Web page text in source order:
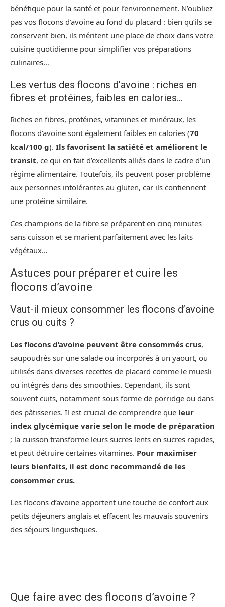
bénéfique pour la santé et pour l’environnement. N’oubliez
pas vos flocons d’avoine au fond du placard : bien qu’ils se
conservent bien, ils méritent une place de choix dans votre
cuisine quotidienne pour simplifier vos préparations
culinaires…
Les vertus des flocons d’avoine : riches en
fibres et protéines, faibles en calories…
Riches en fibres, protéines, vitamines et minéraux, les
flocons d’avoine sont également faibles en calories (70
kcal/100 g). Ils favorisent la satiété et améliorent le
transit, ce qui en fait d’excellents alliés dans le cadre d’un
régime alimentaire. Toutefois, ils peuvent poser problème
aux personnes intolérantes au gluten, car ils contiennent
une protéine similaire.
Ces champions de la fibre se préparent en cinq minutes
sans cuisson et se marient parfaitement avec les laits
végétaux…
Astuces pour préparer et cuire les
flocons d’avoine
Vaut-il mieux consommer les flocons d’avoine
crus ou cuits ?
Les flocons d’avoine peuvent être consommés crus,
saupoudrés sur une salade ou incorporés à un yaourt, ou
utilisés dans diverses recettes de placard comme le muesli
ou intégrés dans des smoothies. Cependant, ils sont
souvent cuits, notamment sous forme de porridge ou dans
des pâtisseries. Il est crucial de comprendre que leur
index glycémique varie selon le mode de préparation
; la cuisson transforme leurs sucres lents en sucres rapides,
et peut détruire certaines vitamines. Pour maximiser
leurs bienfaits, il est donc recommandé de les
consommer crus.
Les flocons d’avoine apportent une touche de confort aux
petits déjeuners anglais et effacent les mauvais souvenirs
des séjours linguistiques.
Que faire avec des flocons d’avoine ?